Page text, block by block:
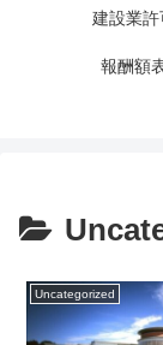
建設業許
報酬額
Uncategorized